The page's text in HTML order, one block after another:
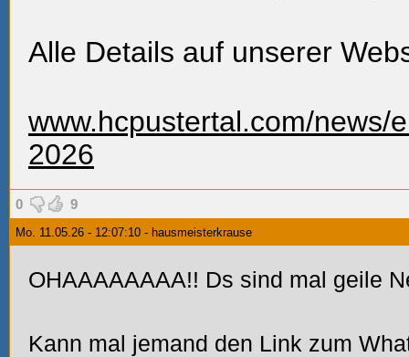
Alle Details auf unserer
www.hcpustertal.com/news/
2026
0 9
Mo. 11.05.26 - 12:07:10 - hausmeisterkrause
OHAAAAAAAA!! Ds sind mal geile
Kann mal jemand den Link zum